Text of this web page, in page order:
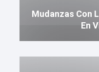
Mudanzas Con
En